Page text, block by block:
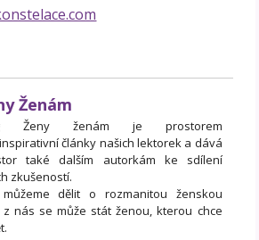
Ženám
Ženy ženám je prostorem
články našich lektorek a dává
také dalším autorkám ke sdílení
zkušeností.
dělit o rozmanitou ženskou
nás se může stát ženou, kterou chce